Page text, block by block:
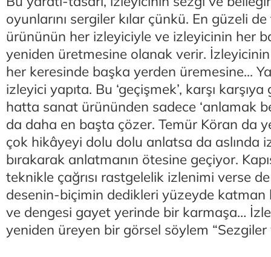
oyunlarını sergiler kılar çünkü. En güzeli
ürününün her izleyiciyle ve izleyicinin her
yeniden üretmesine olanak verir.
her keresinde başka yerden üremesine...
izleyici yapıta. Bu ‘geçişmek’, karşı
hatta sanat ürününden sadece ‘anlamak
da daha en başta çözer. Temür Köran da
çok hikâyeyi dolu dolu anlatsa da aslında
bırakarak anlatmanın ötesine geçiyor.
teknikle çağrısı rastgelelik izlenimi verse
desenin-biçimin dedikleri yüzeyde
ve dengesi gayet yerinde bir karmaşa…
yeniden üreyen bir görsel söylem “Sezgiler